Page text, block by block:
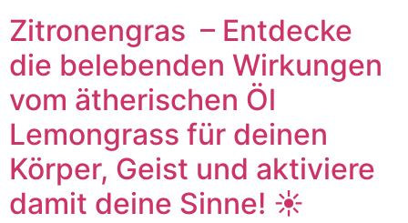
Zitronengras – Entdecke
die belebenden Wirkungen
vom ätherischen Öl
Lemongrass für deinen
Körper, Geist und aktiviere
damit deine Sinne! ☀️